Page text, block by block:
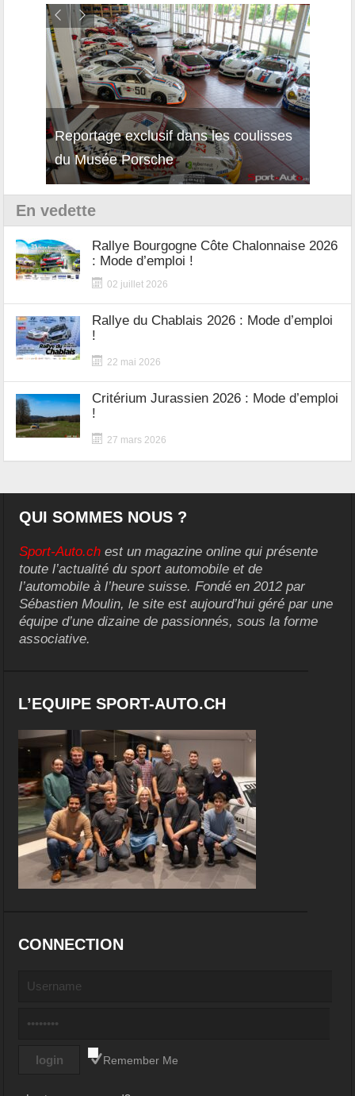
Reportage exclusif dans les coulisses
du Musée Porsche
En vedette
Rallye Bourgogne Côte Chalonnaise 2026
: Mode d’emploi !
02 juillet 2026
Rallye du Chablais 2026 : Mode d’emploi
!
22 mai 2026
Critérium Jurassien 2026 : Mode d’emploi
!
27 mars 2026
QUI SOMMES NOUS ?
Sport-Auto.ch est un magazine online qui présente
toute l’actualité du sport automobile et de
l’automobile à l’heure suisse. Fondé en 2012 par
Sébastien Moulin, le site est aujourd’hui géré par une
équipe d’une dizaine de passionnés, sous la forme
associative.
L’EQUIPE SPORT-AUTO.CH
CONNECTION
Remember Me